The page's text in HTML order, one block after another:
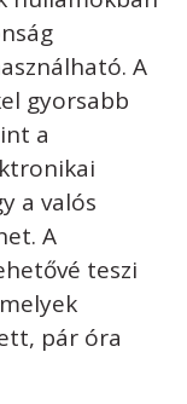
A
gyorsabb
a
a valós
A
teszi
pár óra